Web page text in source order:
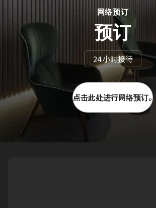
网络预订
预订
24 小时接待
点击此处进行网络预订。